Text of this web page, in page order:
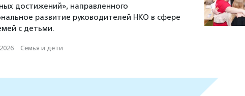
достижений», направленного
развитие руководителей НКО в сфере
с детьми.
· Семья и дети